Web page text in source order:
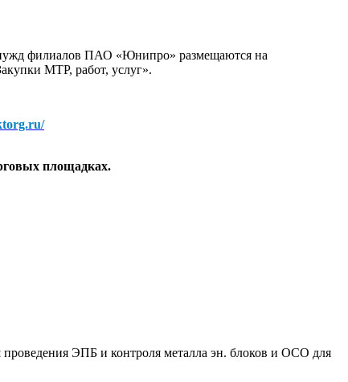
нужд филиалов ПАО «Юнипро» размещаются на
МТР, работ, услуг».
площадках.
ЭПБ и контроля металла эн. блоков и ОСО для